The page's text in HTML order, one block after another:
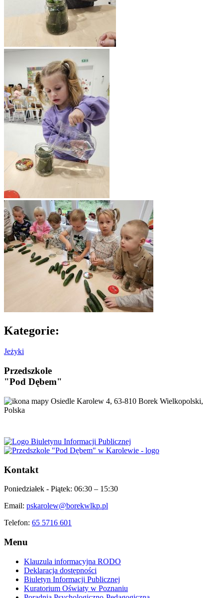
Kategorie:
Jeżyki
Przedszkole
"Pod Dębem"
Osiedle Karolew 4, 63-810 Borek Wielkopolski,
Polska
Kontakt
Poniedziałek - Piątek: 06:30 – 15:30
Email: pskarolew@borekwlkp.pl
Telefon: 65 5716 601
Menu
Klauzula informacyjna RODO
Deklaracja dostępności
Biuletyn Informacji Publicznej
Kuratorium Oświaty w Poznaniu